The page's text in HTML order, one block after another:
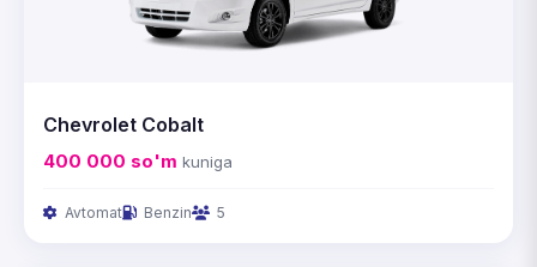
Chevrolet Cobalt
400 000 so'm kuniga
Avtomat Benzin 5